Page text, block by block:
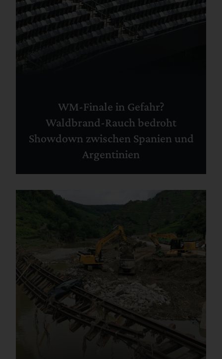
WM-Finale in Gefahr?
Waldbrand-Rauch bedroht
Showdown zwischen Spanien und
Argentinien